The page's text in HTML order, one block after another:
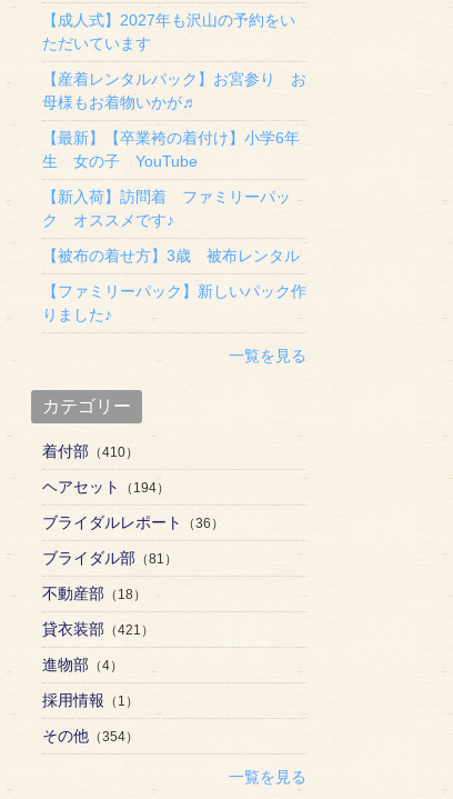
【成人式】2027年も沢山の予約をい
ただいています
【産着レンタルパック】お宮参り お
母様もお着物いかが♬
【最新】【卒業袴の着付け】小学6年
生 女の子 YouTube
【新入荷】訪問着 ファミリーパッ
ク オススメです♪
【被布の着せ方】3歳 被布レンタル
【ファミリーパック】新しいパック作
りました♪
一覧を見る
カテゴリー
着付部（410）
ヘアセット （194）
ブライダルレポート （36）
ブライダル部（81）
不動産部（18）
貸衣装部（421）
進物部（4）
採用情報 （1）
その他（354）
一覧を見る